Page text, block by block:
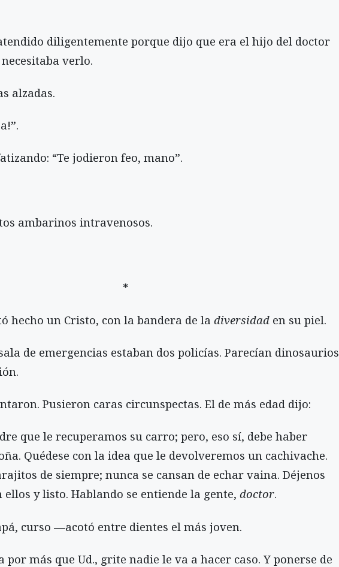
diligentemente porque dijo que era el hijo del doctor
verlo.
alzadas.
“Te jodieron feo, mano”.
ambarinos intravenosos.
*
hecho un Cristo, con la bandera de la diversidad en su piel.
de emergencias estaban dos policías. Parecían dinosaurios
Pusieron caras circunspectas. El de más edad dijo:
que le recuperamos su carro; pero, eso sí, debe haber
Quédese con la idea que le devolveremos un cachivache.
de siempre; nunca se cansan de echar vaina. Déjenos
ellos y listo. Hablando se entiende la gente, doctor.
curso —acotó entre dientes el más joven.
más que Ud., grite nadie le va a hacer caso. Y ponerse de